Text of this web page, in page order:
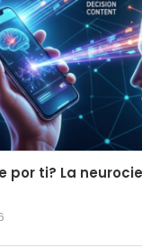
por ti? La